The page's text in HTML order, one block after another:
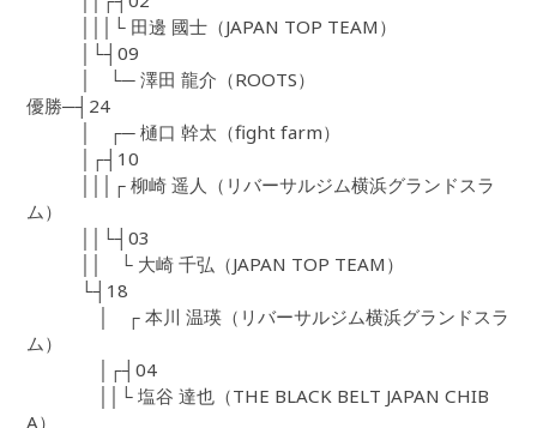
│││└ 田邊 國士（JAPAN TOP TEAM）
│└┤09
│ └─ 澤田 龍介（ROOTS）
優勝─┤24
│ ┌─ 樋口 幹太（fight farm）
│┌┤10
│││┌ 柳崎 遥人（リバーサルジム横浜グランドスラ
ム）
││└┤03
││ └ 大崎 千弘（JAPAN TOP TEAM）
└┤18
│ ┌ 本川 温瑛（リバーサルジム横浜グランドスラ
ム）
│┌┤04
││└ 塩谷 達也（THE BLACK BELT JAPAN CHIB
A）